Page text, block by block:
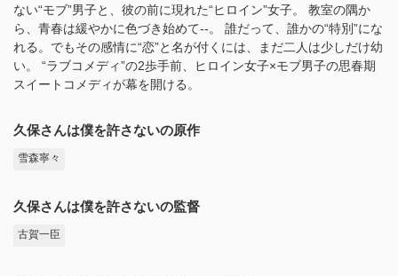
ない“モブ”男子と、彼の前に現れた“ヒロイン”女子。 教室の隅か
ら、青春は緩やかに色づき始めて--。 誰だって、誰かの“特別”にな
れる。でもその感情に“恋”と名が付くには、まだ二人は少しだけ幼
い。 “ラブコメディ”の2歩手前、ヒロイン女子×モブ男子の思春期
スイートコメディが幕を開ける。
久保さんは僕を許さないの原作
雪森寧々
久保さんは僕を許さないの監督
古賀一臣